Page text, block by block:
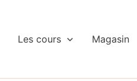
Les cours Magasin